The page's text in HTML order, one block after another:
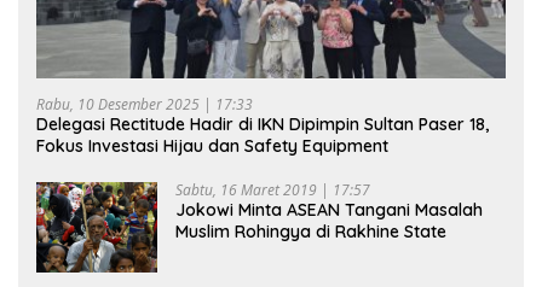
Rabu, 10 Desember 2025 | 17:33
Delegasi Rectitude Hadir di IKN Dipimpin Sultan Paser 18,
Fokus Investasi Hijau dan Safety Equipment
Sabtu, 16 Maret 2019 | 17:57
Jokowi Minta ASEAN Tangani Masalah
Muslim Rohingya di Rakhine State